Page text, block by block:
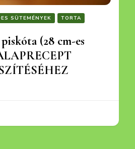
SÜTEMÉNYEK TORTA
(28 cm-es